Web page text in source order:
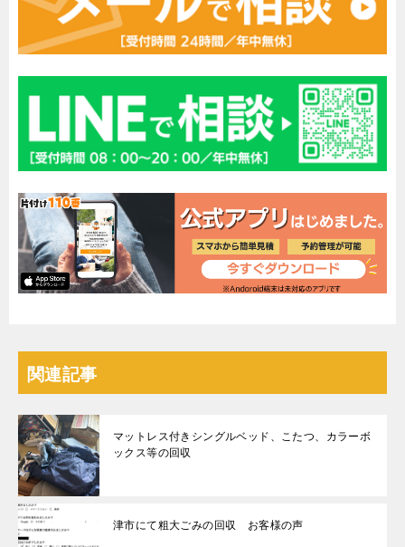
関連記事
マットレス付きシングルベッド、こたつ、カラーボ
ックス等の回収
津市にて粗大ごみの回収 お客様の声